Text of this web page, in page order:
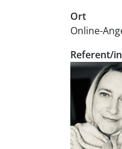
Ort
Online-
Referent/in